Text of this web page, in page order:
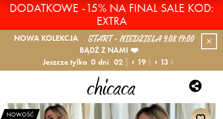
DODATKOWE -15% NA FINAL SALE KOD:
EXTRA
NOWA KOLEKCJA START - NIEDZIELA 9.08 19:00
BĄDŹ Z NAMI ❤️
Jeszcze tylko 0 dni 02 GODZ. 19 MIN. 12 SEK.
NOWOŚĆ